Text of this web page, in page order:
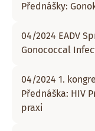
Přednášky:
04/2024 EADV
Gonococcal
04/2024 1.
Přednáška: HIV
praxi